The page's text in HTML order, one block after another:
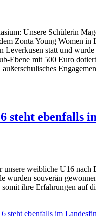
Unsere Schülerin
Zonta Young Women in
Leverkusen statt und
Ebene mit 500 Euro
steht ebenfalls
weibliche U16 nach
wurden souverän
ihre Erfahrungen auf
steht ebenfalls im